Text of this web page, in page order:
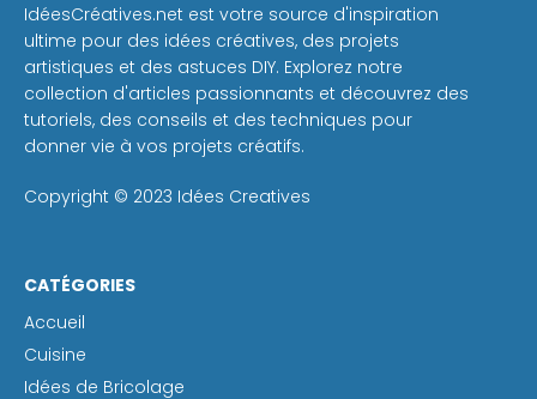
IdéesCréatives.net est votre source d'inspiration
ultime pour des idées créatives, des projets
artistiques et des astuces DIY. Explorez notre
collection d'articles passionnants et découvrez des
tutoriels, des conseils et des techniques pour
donner vie à vos projets créatifs.
Copyright © 2023 Idées Creatives
CATÉGORIES
Accueil
Cuisine
Idées de Bricolage